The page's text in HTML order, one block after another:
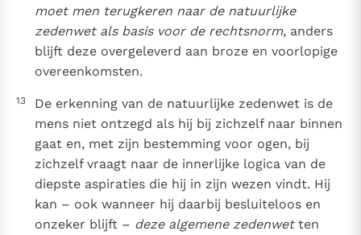
moet men terugkeren naar de natuurlijke
zedenwet als basis voor de rechtsnorm, anders
blijft deze overgeleverd aan broze en voorlopige
overeenkomsten.
13
De erkenning van de natuurlijke zedenwet is de
mens niet ontzegd als hij bij zichzelf naar binnen
gaat en, met zijn bestemming voor ogen, bij
zichzelf vraagt naar de innerlijke logica van de
diepste aspiraties die hij in zijn wezen vindt. Hij
kan – ook wanneer hij daarbij besluiteloos en
onzeker blijft – deze algemene zedenwetten